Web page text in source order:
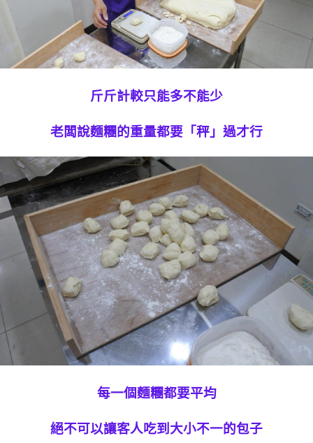
斤斤計較只能多不能少
老闆說麵糰的重量都要「秤」過才行
每一個麵糰都要平均
絕不可以讓客人吃到大小不一的包子